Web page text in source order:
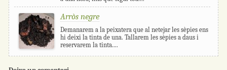
Arròs negre
Demanarem a la peixatera que al netejar les sèpies ens
hi deixi la tinta de una. Tallarem les sèpies a daus i
reservarem la tinta....